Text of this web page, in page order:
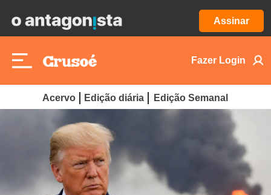
Assinar
Fazer Login
Acervo Edição diária Edição Semanal